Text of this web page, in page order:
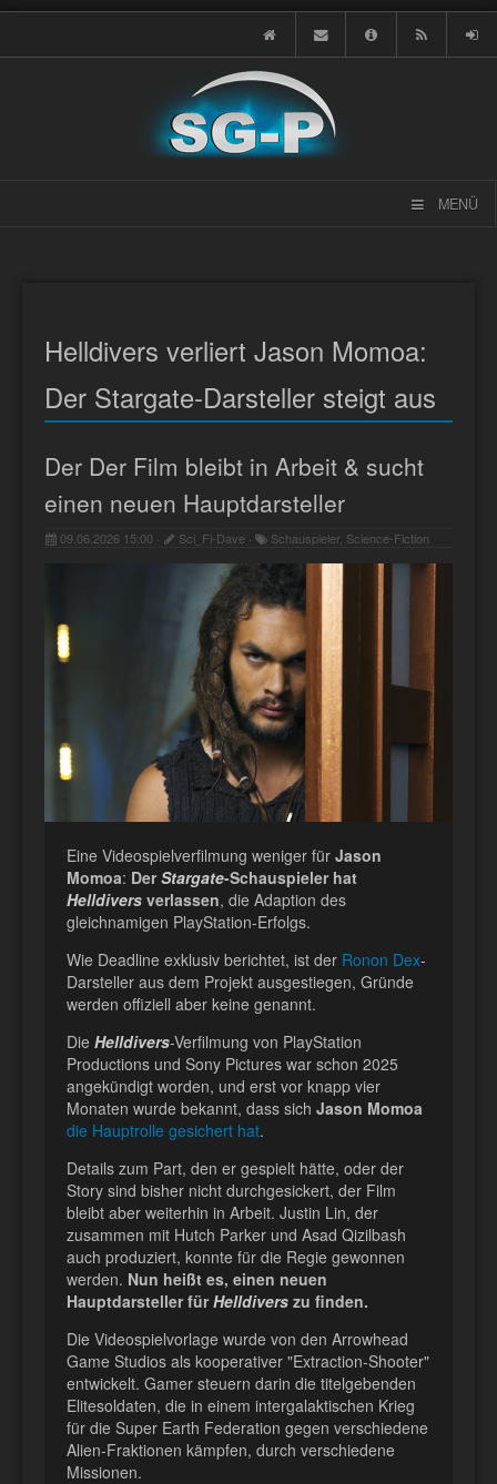
MENÜ
Helldivers verliert Jason Momoa:
Der Stargate-Darsteller steigt aus
Der Der Film bleibt in Arbeit & sucht
einen neuen Hauptdarsteller
09.06.2026 15:00 · Sci_Fi-Dave · Schauspieler, Science-Fiction
Eine Videospielverfilmung weniger für Jason
Momoa: DerStargate-Schauspieler hat
Helldivers verlassen, die Adaption des
gleichnamigen PlayStation-Erfolgs.
Wie Deadline exklusiv berichtet, ist der Ronon Dex-
Darsteller aus dem Projekt ausgestiegen, Gründe
werden offiziell aber keine genannt.
Die Helldivers-Verfilmung von PlayStation
Productions und Sony Pictures war schon 2025
angekündigt worden, und erst vor knapp vier
Monaten wurde bekannt, dass sich Jason Momoa
die Hauptrolle gesichert hat.
Details zum Part, den er gespielt hätte, oder der
Story sind bisher nicht durchgesickert, der Film
bleibt aber weiterhin in Arbeit. Justin Lin, der
zusammen mit Hutch Parker und Asad Qizilbash
auch produziert, konnte für die Regie gewonnen
werden. Nun heißt es, einen neuen
Hauptdarsteller fürHelldivers zu finden.
Die Videospielvorlage wurde von den Arrowhead
Game Studios als kooperativer "Extraction-Shooter"
entwickelt. Gamer steuern darin die titelgebenden
Elitesoldaten, die in einem intergalaktischen Krieg
für die Super Earth Federation gegen verschiedene
Alien-Fraktionen kämpfen, durch verschiedene
Missionen.